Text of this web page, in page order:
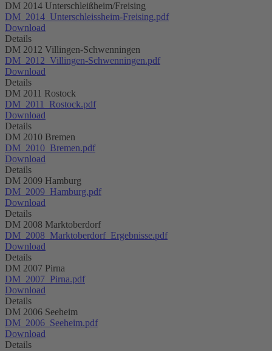
DM 2014 Unterschleißheim/Freising
DM_2014_Unterschleissheim-Freising.pdf
Download
Details
DM 2012 Villingen-Schwenningen
DM_2012_Villingen-Schwenningen.pdf
Download
Details
DM 2011 Rostock
DM_2011_Rostock.pdf
Download
Details
DM 2010 Bremen
DM_2010_Bremen.pdf
Download
Details
DM 2009 Hamburg
DM_2009_Hamburg.pdf
Download
Details
DM 2008 Marktoberdorf
DM_2008_Marktoberdorf_Ergebnisse.pdf
Download
Details
DM 2007 Pirna
DM_2007_Pirna.pdf
Download
Details
DM 2006 Seeheim
DM_2006_Seeheim.pdf
Download
Details